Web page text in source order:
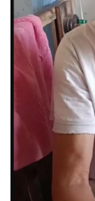
育
儿
登录